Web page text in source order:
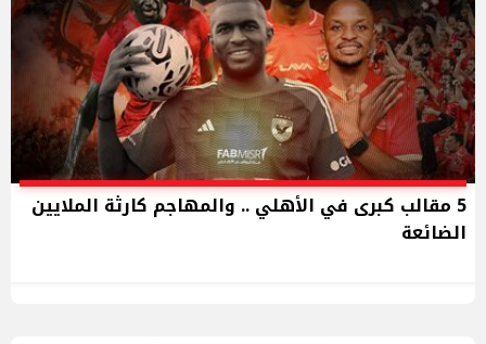
5 مقالب كبرى في الأهلي .. والمهاجم كارثة الملايين
الضائعة